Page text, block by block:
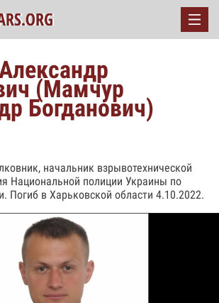
(Мамчур
Богданович)
начальник взрывотехнической
Национальной полиции Украины по
Погиб в Харьковской области 4.10.2022.